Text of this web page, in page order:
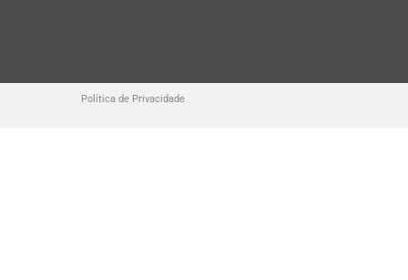
Política de Privacidade